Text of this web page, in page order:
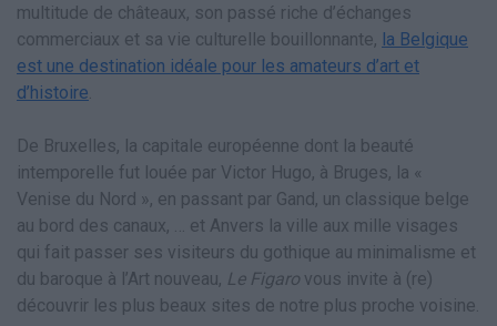
multitude de châteaux, son passé riche d’échanges
commerciaux et sa vie culturelle bouillonnante, la Belgique
est une destination idéale pour les amateurs d’art et
d’histoire.
De Bruxelles, la capitale européenne dont la beauté
intemporelle fut louée par Victor Hugo, à Bruges, la «
Venise du Nord », en passant par Gand, un classique belge
au bord des canaux, … et Anvers la ville aux mille visages
qui fait passer ses visiteurs du gothique au minimalisme et
du baroque à l’Art nouveau, Le Figaro vous invite à (re)
découvrir les plus beaux sites de notre plus proche voisine.